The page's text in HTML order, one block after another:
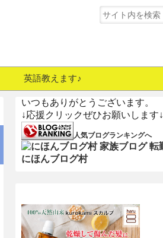
英語教えます♪
いつもありがとうございます。
↓応援クリックぜひお願いします↓
人気ブログランキングへ
にほんブログ村